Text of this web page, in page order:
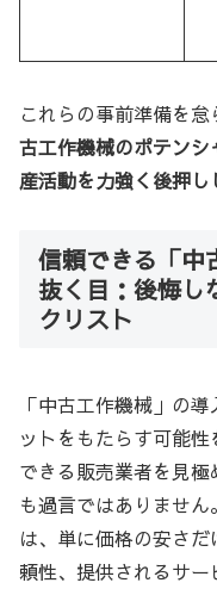
これらの事前準備を怠
古工作機械のポテン
産活動を力強く後押し
信頼できる「中
抜く目：後悔し
クリスト
「中古工作機械」の
ットをもたらす可能
できる販売業者を見
も過言ではありませ
は、単に価格の安さ
頼性、提供されるサ